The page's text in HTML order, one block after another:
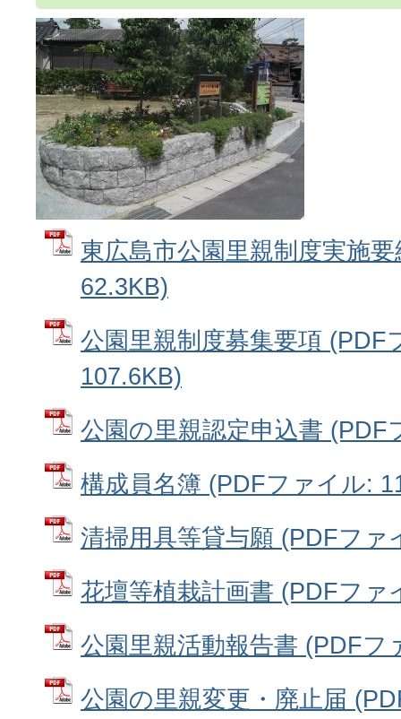
東広島市公園里親制度実施
62.3KB)
公園里親制度募集要項 (PDF
107.6KB)
公園の里親認定申込書 (PDF
構成員名簿 (PDFファイル:
清掃用具等貸与願 (PDFファ
花壇等植栽計画書 (PDFファ
公園里親活動報告書 (PDFフ
公園の里親変更・廃止届